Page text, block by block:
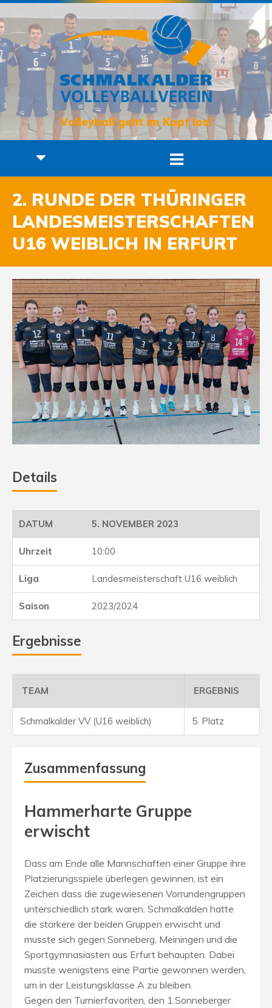
Volleyball geht im Kopf los!
2. RUNDE DER THÜRINGER
LANDESMEISTERSCHAFTEN
U16 WEIBLICH IN ERFURT
Details
5. NOVEMBER 2023
10:00
Landesmeisterschaft U16 weiblich
2023/2024
Ergebnisse
TEAM ERGEBNIS
Schmalkalder VV (U16 weiblich) 5. Platz
Zusammenfassung
Hammerharte Gruppe
erwischt
Dass am Ende alle Mannschaften einer Gruppe ihre
Platzierungsspiele überlegen gewinnen, ist ein
Zeichen dass die zugewiesenen Vorrundengruppen
unterschiedlich stark waren. Schmalkalden hatte
die stärkere der beiden Gruppen erwischt und
musste sich gegen Sonneberg, Meiningen und die
Sportgymnasiasten aus Erfurt behaupten. Dabei
musste wenigstens eine Partie gewonnen werden,
um in der Leistungsklasse A zu bleiben.
Gegen den Turnierfavoriten, den 1.Sonneberger